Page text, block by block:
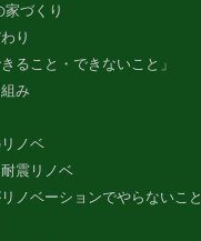
家づくり
り
ること・できないこと」
み
ノベ
震リノベ
ノベーションでやらないこと